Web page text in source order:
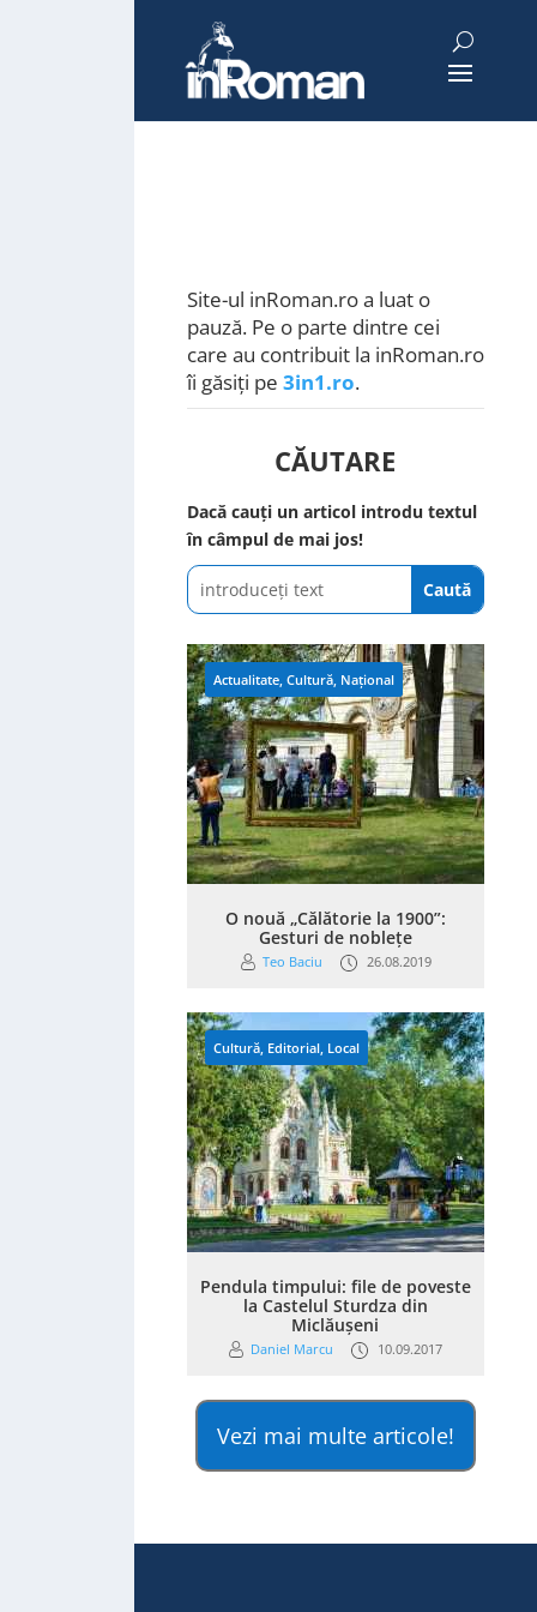
Site-ul inRoman.ro a luat o
pauză. Pe o parte dintre cei
care au contribuit la inRoman.ro
îi găsiți pe 3in1.ro.
CĂUTARE
Dacă cauți un articol introdu textul
în câmpul de mai jos!
Actualitate, Cultură, Național
O nouă „Călătorie la 1900”:
Gesturi de noblețe
Teo Baciu 26.08.2019
Cultură, Editorial, Local
Pendula timpului: file de poveste
la Castelul Sturdza din
Miclăușeni
Daniel Marcu 10.09.2017
Vezi mai multe articole!